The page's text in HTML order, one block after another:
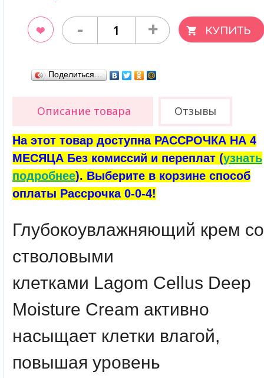
- +
Поделиться…
Описание товара Отзывы
На этот товар доступна РАССРОЧКА НА 4
МЕСЯЦА Без комиссий и переплат (узнать
подробнее). Выберите в корзине способ
оплаты Рассрочка 0-0-4!
Глубокоувлажняющий крем со
стволовыми
клетками Lagom Cellus Deep
Moisture Cream активно
насыщает клетки влагой,
повышая уровень